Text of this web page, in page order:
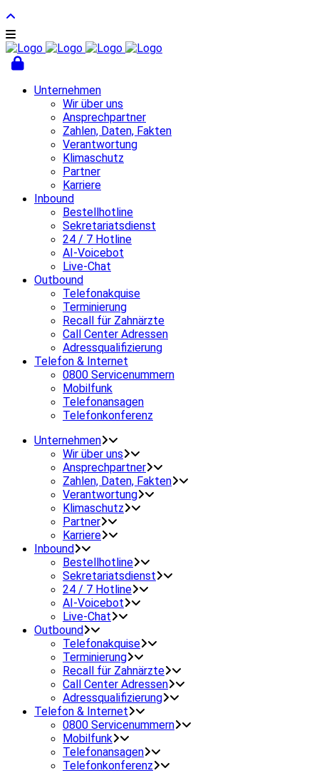
Unternehmen
Wir über uns
Ansprechpartner
Zahlen, Daten, Fakten
Verantwortung
Klimaschutz
Partner
Karriere
Inbound
Bestellhotline
Sekretariatsdienst
24 / 7 Hotline
AI-Voicebot
Live-Chat
Outbound
Telefonakquise
Terminierung
Recall für Zahnärzte
Call Center Adressen
Adressqualifizierung
Telefon & Internet
0800 Servicenummern
Mobilfunk
Telefonansagen
Telefonkonferenz
Unternehmen
Wir über uns
Ansprechpartner
Zahlen, Daten, Fakten
Verantwortung
Klimaschutz
Partner
Karriere
Inbound
Bestellhotline
Sekretariatsdienst
24 / 7 Hotline
AI-Voicebot
Live-Chat
Outbound
Telefonakquise
Terminierung
Recall für Zahnärzte
Call Center Adressen
Adressqualifizierung
Telefon & Internet
0800 Servicenummern
Mobilfunk
Telefonansagen
Telefonkonferenz